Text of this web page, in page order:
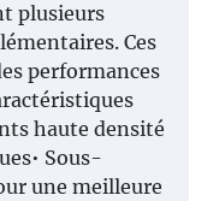
plusieurs
Ces
performances
haute densité
Sous-
une meilleure